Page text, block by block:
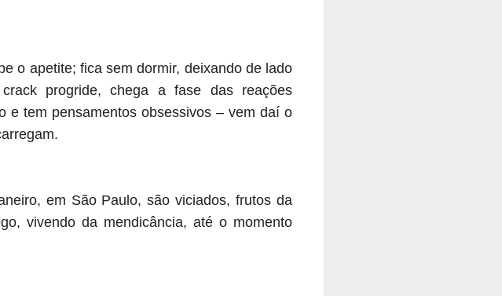
o apetite; fica sem dormir, deixando de lado
progride, chega a fase das reações
e tem pensamentos obsessivos – vem daí o
em São Paulo, são viciados, frutos da
vivendo da mendicância, até o momento